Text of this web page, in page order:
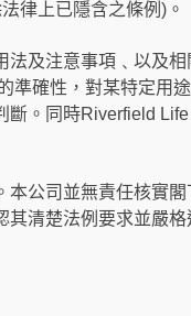
律上已隱含之條例)。
及注意事項﹑以及
準確性，對某特定用
。同時Riverfield
公司並無責任核實
清楚法例要求並嚴